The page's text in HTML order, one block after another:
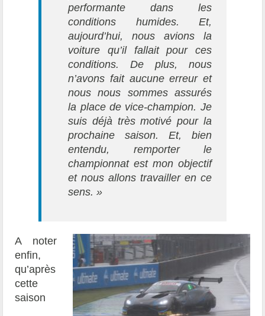
performante dans les
conditions humides. Et,
aujourd’hui, nous avions la
voiture qu’il fallait pour ces
conditions. De plus, nous
n’avons fait aucune erreur et
nous nous sommes assurés
la place de vice-champion. Je
suis déjà très motivé pour la
prochaine saison. Et, bien
entendu, remporter le
championnat est mon objectif
et nous allons travailler en ce
sens. »
A noter
enfin,
qu’après
cette
saison